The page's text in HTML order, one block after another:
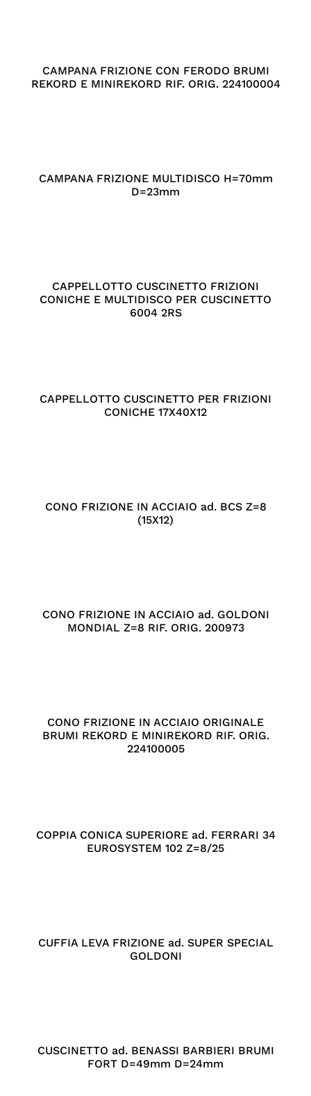
CAMPANA FRIZIONE CON FERODO BRUMI
REKORD E MINIREKORD RIF. ORIG. 224100004
CAMPANA FRIZIONE MULTIDISCO H=70mm
D=23mm
CAPPELLOTTO CUSCINETTO FRIZIONI
CONICHE E MULTIDISCO PER CUSCINETTO
6004 2RS
CAPPELLOTTO CUSCINETTO PER FRIZIONI
CONICHE 17X40X12
CONO FRIZIONE IN ACCIAIO ad. BCS Z=8
(15X12)
CONO FRIZIONE IN ACCIAIO ad. GOLDONI
MONDIAL Z=8 RIF. ORIG. 200973
CONO FRIZIONE IN ACCIAIO ORIGINALE
BRUMI REKORD E MINIREKORD RIF. ORIG.
224100005
COPPIA CONICA SUPERIORE ad. FERRARI 34
EUROSYSTEM 102 Z=8/25
CUFFIA LEVA FRIZIONE ad. SUPER SPECIAL
GOLDONI
CUSCINETTO ad. BENASSI BARBIERI BRUMI
FORT D=49mm D=24mm